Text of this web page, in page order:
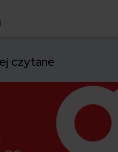
dla młodego kierowcy może być
czytane